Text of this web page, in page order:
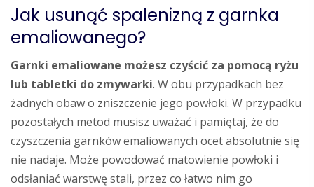
Jak usunąć spalenizną z garnka
emaliowanego?
Garnki emaliowane możesz czyścić za pomocą ryżu
lub tabletki do zmywarki. W obu przypadkach bez
żadnych obaw o zniszczenie jego powłoki. W przypadku
pozostałych metod musisz uważać i pamiętaj, że do
czyszczenia garnków emaliowanych ocet absolutnie się
nie nadaje. Może powodować matowienie powłoki i
odsłaniać warstwę stali, przez co łatwo nim go